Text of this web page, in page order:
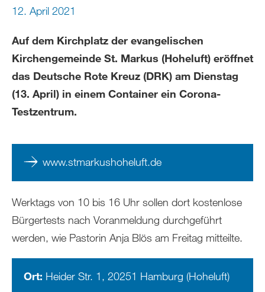
12. April 2021
Auf dem Kirchplatz der evangelischen
Kirchengemeinde St. Markus (Hoheluft) eröffnet
das Deutsche Rote Kreuz (DRK) am Dienstag
(13. April) in einem Container ein Corona-
Testzentrum.
www.stmarkushoheluft.de
Werktags von 10 bis 16 Uhr sollen dort kostenlose
Bürgertests nach Voranmeldung durchgeführt
werden, wie Pastorin Anja Blös am Freitag mitteilte.
Ort: Heider Str. 1, 20251 Hamburg (Hoheluft)